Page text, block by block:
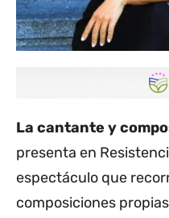
La cantante y
presenta en
espectáculo que
composiciones